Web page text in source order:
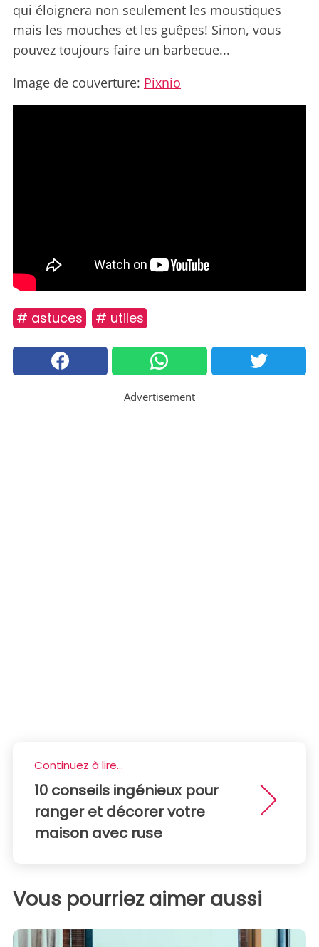
qui éloignera non seulement les moustiques
mais les mouches et les guêpes! Sinon, vous
pouvez toujours faire un barbecue...
Image de couverture: Pixnio
# astuces # utiles
Advertisement
Continuez à lire...
10 conseils ingénieux pour
ranger et décorer votre
maison avec ruse
Vous pourriez aimer aussi